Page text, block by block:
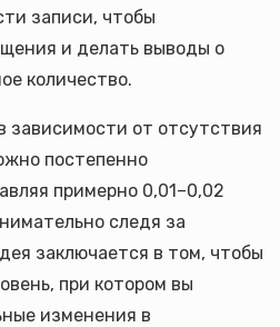
записи, чтобы
и делать выводы о
количество.
зависимости от отсутствия
постепенно
примерно 0,01–0,02
следя за
заключается в том, чтобы
при котором вы
изменения в